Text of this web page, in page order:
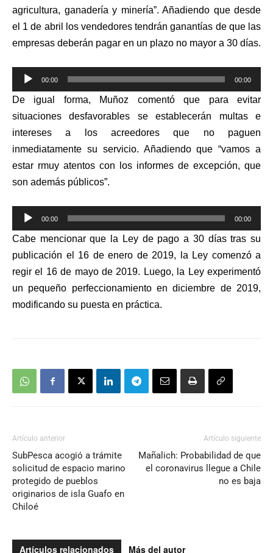
agricultura, ganadería y minería”. Añadiendo que desde
el 1 de abril los vendedores tendrán ganantías de que las
empresas deberán pagar en un plazo no mayor a 30 días.
Reproductor
de
audio
00:00 00:00
De igual forma, Muñoz comentó que para evitar
situaciones desfavorables se establecerán multas e
intereses a los acreedores que no paguen
inmediatamente su servicio. Añadiendo que “vamos a
estar rmuy atentos con los informes de excepción, que
son además públicos”.
Reproductor
de
audio
00:00 00:00
Cabe mencionar que la Ley de pago a 30 días tras su
publicación el 16 de enero de 2019, la Ley comenzó a
regir el 16 de mayo de 2019. Luego, la Ley experimentó
un pequeño perfeccionamiento en diciembre de 2019,
modificando su puesta en práctica.
Artículo anterior
SubPesca acogió a trámite
solicitud de espacio marino
protegido de pueblos
originarios de isla Guafo en
Chiloé
Artículo siguiente
Mañalich: Probabilidad de que
el coronavirus llegue a Chile
no es baja
Artículos relacionados Más del autor